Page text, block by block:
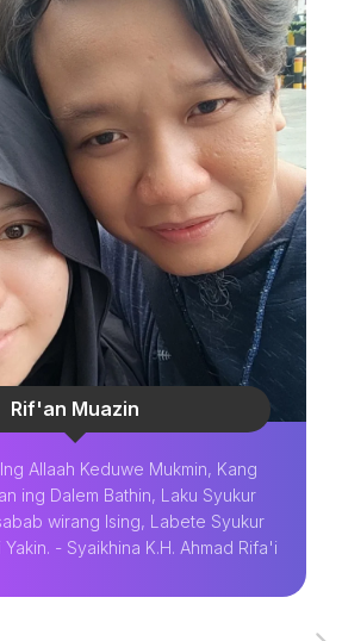
Rif'an Muazin
Allaah Keduwe Mukmin, Kang
ing Dalem Bathin, Laku Syukur
wirang Ising, Labete Syukur
- Syaikhina K.H. Ahmad Rifa'i